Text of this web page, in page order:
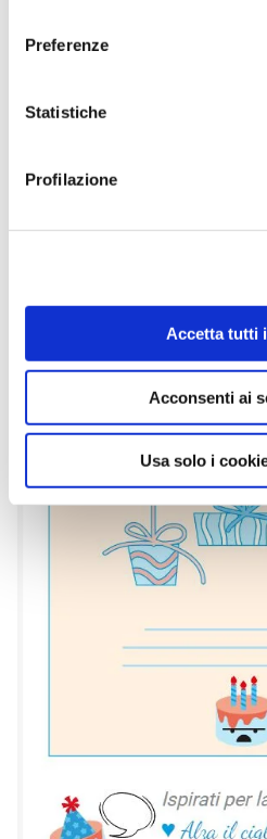
Preferenze
Statistiche
Profilazione
Accetta tutti
Acconsenti ai
Usa solo i